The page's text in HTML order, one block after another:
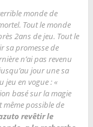
monde de
Tout le monde
2ans de jeu. Tout le
sa promesse de
n’ai pas revenu
jour une sa
jeu en vogue : «
basé sur la magie
même possible de
revêtir le